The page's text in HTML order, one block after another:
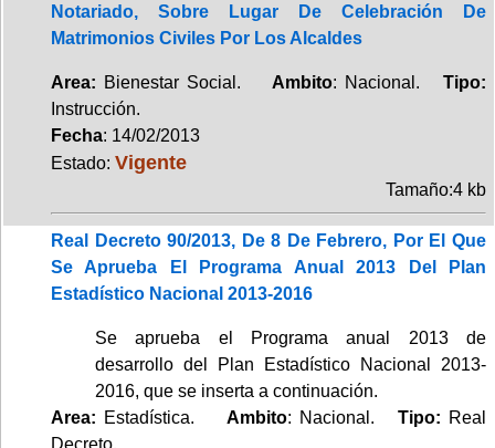
Notariado, Sobre Lugar De Celebración De
Matrimonios Civiles Por Los Alcaldes
Area: Bienestar Social. Ambito: Nacional. Tipo:
Instrucción.
Fecha: 14/02/2013
Estado: Vigente
Tamaño:4 kb
Real Decreto 90/2013, De 8 De Febrero, Por El Que
Se Aprueba El Programa Anual 2013 Del Plan
Estadístico Nacional 2013-2016
Se aprueba el Programa anual 2013 de
desarrollo del Plan Estadístico Nacional 2013-
2016, que se inserta a continuación.
Area: Estadística. Ambito: Nacional. Tipo: Real
Decreto.